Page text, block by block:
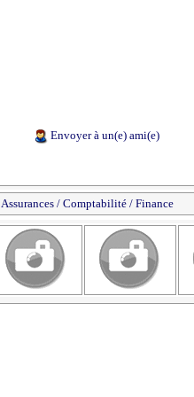
Envoyer à un(e) ami(e)
Assurances / Comptabilité / Finance